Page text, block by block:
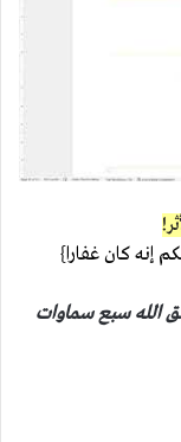
تروا كيف خلق الله سبع سماوات